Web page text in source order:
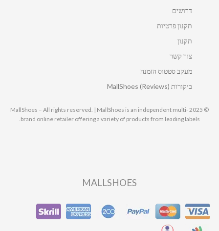
דרושים
תקנון פרטיות
תקנון
צור קשר
מעקב סטטוס הזמנה
ביקורות MallShoes (Reviews)
© 2025 MallShoes – All rights reserved. | MallShoes is an independent multi-
brand online retailer offering a variety of products from leading labels.
MALLSHOES